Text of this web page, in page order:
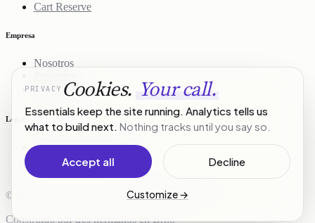
Cart Reserve
Empresa
Nosotros
Contacto
Legal
Política de privacidad
Términos del servicio
© 2026 R3Stack. Todos los derechos reservados.
Construido por tres hermanos en Brno
PRIVACY Cookies. Your call.
Essentials keep the site running. Analytics tells us
what to build next. Nothing tracks until you say so.
Accept all Decline
Customize→